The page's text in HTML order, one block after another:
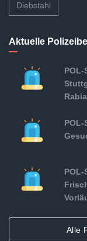
Diebstahl
Aktuelle
Alle